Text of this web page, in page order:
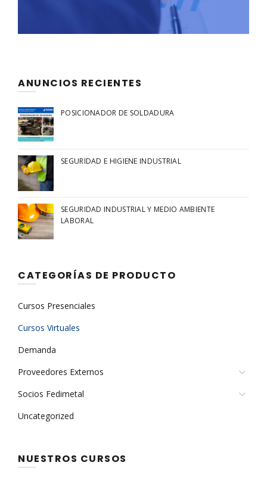
ANUNCIOS RECIENTES
POSICIONADOR DE SOLDADURA
SEGURIDAD E HIGIENE INDUSTRIAL
SEGURIDAD INDUSTRIAL Y MEDIO AMBIENTE
LABORAL
CATEGORÍAS DE PRODUCTO
Cursos Presenciales
Cursos Virtuales
Demanda
Proveedores Externos
Socios Fedimetal
Uncategorized
NUESTROS CURSOS